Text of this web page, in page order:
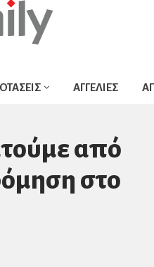
ΑΓΓΕΛΙΕΣ
από
στο